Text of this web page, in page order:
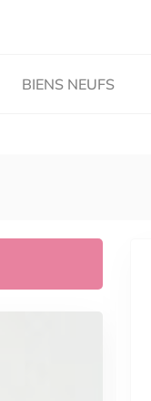
BIENS NEUFS